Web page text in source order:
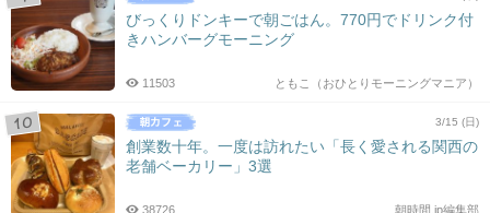
びっくりドンキーで朝ごはん。770円でドリンク付
きハンバーグモーニング
ともこ（おひとりモーニングマニア）
11503
3/15 (日)
創業数十年。一度は訪れたい「長く愛される関西の
老舗ベーカリー」3選
朝時間.jp編集部
38726